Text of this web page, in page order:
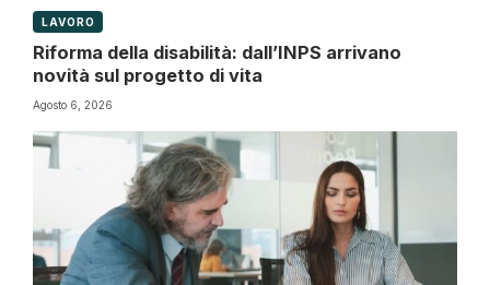
LAVORO
Riforma della disabilità: dall’INPS arrivano
novità sul progetto di vita
Agosto 6, 2026